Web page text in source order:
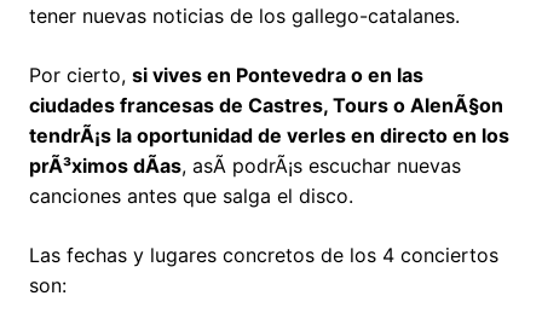
tener nuevas noticias de los gallego-catalanes.
Por cierto, si vives en Pontevedra o en las
ciudades francesas de Castres, Tours o AlenÃ§on
tendrÃ¡s la oportunidad de verles en directo en los
prÃ³ximos dÃ­as, asÃ­ podrÃ¡s escuchar nuevas
canciones antes que salga el disco.
Las fechas y lugares concretos de los 4 conciertos
son: